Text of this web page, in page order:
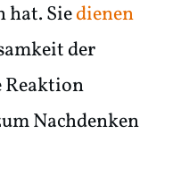
hat. Siedienen
der
Reaktion
Nachdenken